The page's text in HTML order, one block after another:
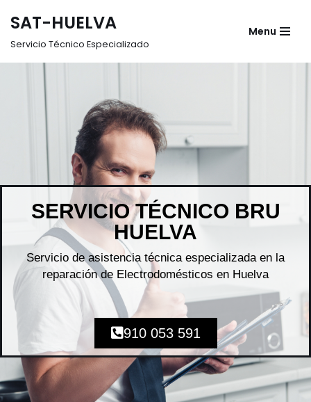
SAT-HUELVA
Servicio Técnico Especializado
Menu
SERVICIO TÉCNICO BRU
HUELVA
Servicio de asistencia técnica especializada en la
reparación de Electrodomésticos en Huelva
910 053 591